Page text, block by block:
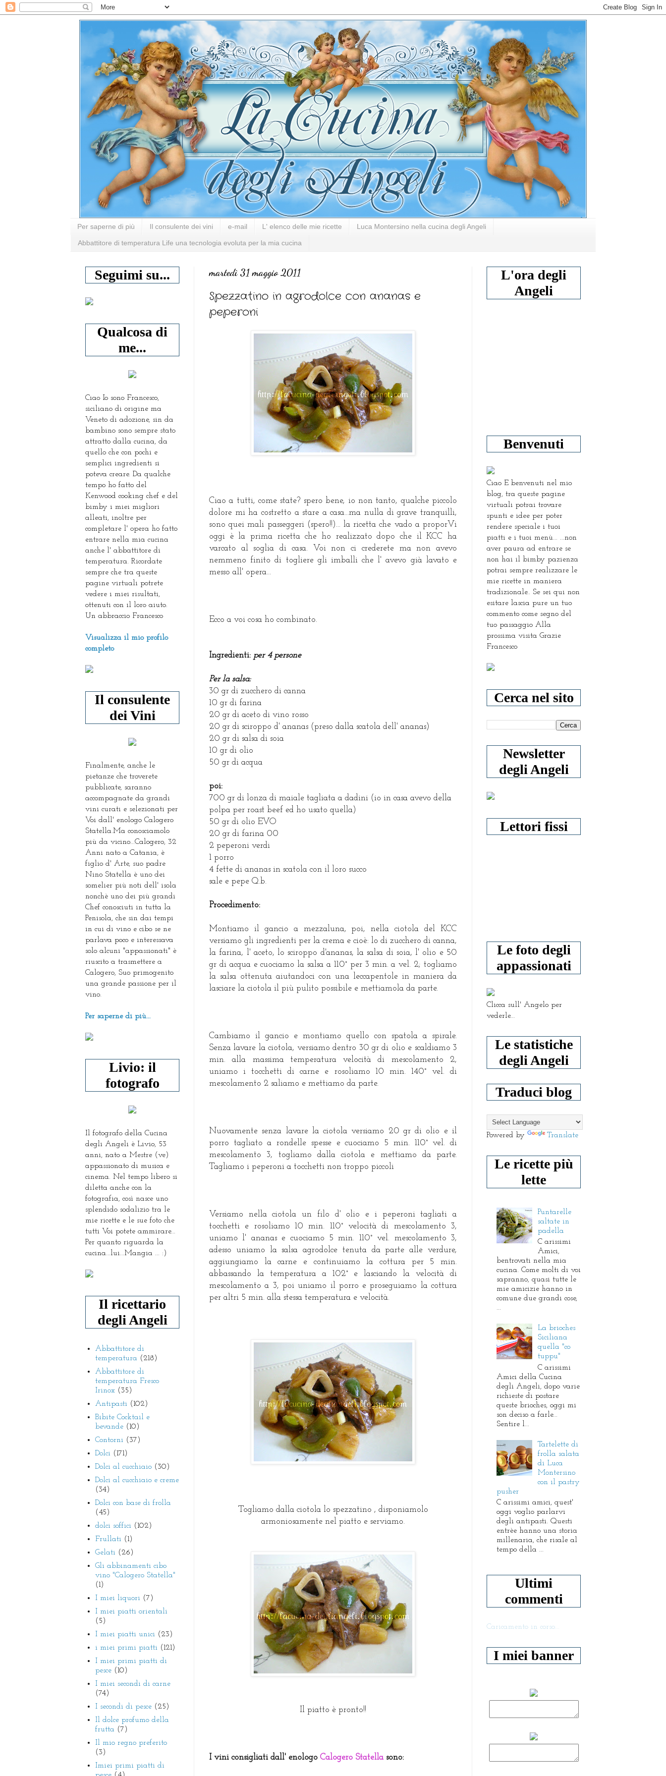
Per saperne di più Il consulente dei vini e-mail L' elenco delle mie ricette Luca Montersino nella cucina degli Angeli
Abbattitore di temperatura Life una tecnologia evoluta per la mia cucina
martedì 31 maggio 2011
Spezzatino in agrodolce con ananas e
peperoni
Ciao a tutti, come state? spero bene, io non tanto, qualche piccolo
dolore mi ha costretto a stare a casa...ma nulla di grave tranquilli,
sono quei mali passeggeri (spero!!)... la ricetta che vado a proporVi
oggi è la prima ricetta che ho realizzato dopo che il KCC ha
varcato al soglia di casa. Voi non ci crederete ma non avevo
nemmeno finito di togliere gli imballi che l' avevo già lavato e
messo all' opera...
Ecco a voi cosa ho combinato.
Ingredienti: per 4 persone
Per la salsa:
30 gr di zucchero di canna
10 gr di farina
20 gr di aceto di vino rosso
20 gr di sciroppo d' ananas (preso dalla scatola dell' ananas)
20 gr di salsa di soia
10 gr di olio
50 gr di acqua
poi:
700 gr di lonza di maiale tagliata a dadini (io in casa avevo della
polpa per roast beef ed ho usato quella)
50 gr di olio EVO
20 gr di farina 00
2 peperoni verdi
1 porro
4 fette di ananas in scatola con il loro succo
sale e pepe Q.b.
Procedimento:
Montiamo il gancio a mezzaluna, poi, nella ciotola del KCC
versiamo gli ingredienti per la crema e cioè: lo di zucchero di canna,
la farina, l' aceto, lo sciroppo d'ananas, la salsa di soia, l' olio e 50
gr di acqua e cuociamo la salsa a 110° per 3 min. a vel. 2; togliamo
la salsa ottenuta aiutandoci con una leccapentole in maniera da
lasciare la ciotola il più pulito possibile e mettiamola da parte.
Cambiamo il gancio e montiamo quello con spatola a spirale.
Senza lavare la ciotola, versiamo dentro 30 gr di olio e scaldiamo 3
min. alla massima temperatura velocità di mescolamento 2,
uniamo i tocchetti di carne e rosoliamo 10 min. 140° vel. di
mescolamento 2 saliamo e mettiamo da parte.
Nuovamente senza lavare la ciotola versiamo 20 gr di olio e il
porro tagliato a rondelle spesse e cuociamo 5 min. 110° vel. di
mescolamento 3, togliamo dalla ciotola e mettiamo da parte.
Tagliamo i peperoni a tocchetti non troppo piccoli
Versiamo nella ciotola un filo d' olio e i peperoni tagliati a
tocchetti e rosoliamo 10 min. 110° velocità di mescolamento 3,
uniamo l' ananas e cuociamo 5 min. 110° vel. mescolamento 3,
adesso uniamo la salsa agrodolce tenuta da parte alle verdure,
aggiungiamo la carne e continuiamo la cottura per 5 min.
abbassando la temperatura a 102° e lasciando la velocità di
mescolamento a 3, poi uniamo il porro e proseguiamo la cottura
per altri 5 min. alla stessa temperatura e velocità.
Togliamo dalla ciotola lo spezzatino , disponiamolo
armoniosamente nel piatto e serviamo.
Il piatto è pronto!!
I vini consigliati dall' enologo Calogero Statella sono:
Seguimi su...
Qualcosa di
me...
Ciao Io sono Francesco,
siciliano di origine ma
Veneto di adozione, sin da
bambino sono sempre stato
attratto dalla cucina, da
quello che con pochi e
semplici ingredienti si
poteva creare. Da qualche
tempo ho fatto del
Kenwood cooking chef e del
bimby i miei migliori
alleati, inoltre per
completare l' opera ho fatto
entrare nella mia cucina
anche l' abbattitore di
temperatura. Ricordate
sempre che tra queste
pagine virtuali potrete
vedere i miei risultati,
ottenuti con il loro aiuto.
Un abbraccio Francesco
Visualizza il mio profilo
completo
Il consulente
dei Vini
Finalmente, anche le
pietanze che troverete
pubblicate, saranno
accompagnate da grandi
vini curati e selezionati per
Voi dall' enologo Calogero
Statella.Ma conosciamolo
più da vicino...Calogero, 32
Anni nato a Catania, è
figlio d' Arte, suo padre
Nino Statella è uno dei
somelier più noti dell' isola
nonchè uno dei più grandi
Chef conosciuti in tutta la
Penisola, che sin dai tempi
in cui di vino e cibo se ne
parlava poco e interessava
solo alcuni "appassionati" è
riuscito a trasmettere a
Calogero, Suo primogenito
una grande passione per il
vino.
Per saperne di più...
Livio: il
fotografo
Il fotografo della Cucina
degli Angeli è Livio, 53
anni, nato a Mestre (ve)
appassionato di musica e
cinema. Nel tempo libero si
diletta anche con la
fotografia, così nasce uno
splendido sodalizio tra le
mie ricette e le sue foto che
tutti Voi potete ammirare...
Per quanto riguarda la
cucina...lui...Mangia ... :)
Il ricettario
degli Angeli
Abbattitore di
temperatura (218)
Abbattitore di
temperatura Fresco
Irinox (35)
Antipasti (102)
Bibite Cocktail e
bevande (10)
Contorni (37)
Dolci (171)
Dolci al cucchiaio (30)
Dolci al cucchiaio e creme
(34)
Dolci con base di frolla
(45)
dolci soffici (102)
Frullati (1)
Gelati (26)
Gli abbinamenti cibo
vino "Calogero Statella"
(1)
I miei liquori (7)
I miei piatti orientali
(5)
I miei piatti unici (23)
i miei primi piatti (121)
I miei primi piatti di
pesce (10)
I miei secondi di carne
(74)
I secondi di pesce (25)
Il dolce profumo della
frutta (7)
Il mio regno preferito
(3)
Imiei primi piatti di
L'ora degli
Angeli
Benvenuti
Ciao E benvenuti nel mio
blog, tra queste pagine
virtuali potrai trovare
spunti e idee per poter
rendere speciale i tuoi
piatti e i tuoi menù... ...non
aver paura ad entrare se
non hai il bimby pazienza
potrai sempre realizzare le
mie ricette in maniera
tradizionale.. Se sei qui non
esitare lascia pure un tuo
commento come segno del
tuo passaggio Alla
prossima visita Grazie
Francesco
Cerca nel sito
Newsletter
degli Angeli
Lettori fissi
Le foto degli
appassionati
Clicca sull' Angelo per
vederle...
Le statistiche
degli Angeli
Traduci blog
Powered by Translate
Le ricette più
lette
Puntarelle
saltate in
padella
C arissimi
Amici,
bentrovati nella mia
cucina. Come molti di voi
sapranno, quasi tutte le
mie amicizie hanno in
comune due grandi cose,
...
La brioches
Siciliana
quella "co
tuppu"
C arissimi
Amici della Cucina
degli Angeli, dopo varie
richieste di postare
queste brioches, oggi mi
son deciso a farle...
Sentire l...
Tartelette di
frolla salata
di Luca
Montersino
con il pastry
pusher
C arissimi amici, quest'
oggi voglio parlarvi
degli antipasti. Questi
entrèe hanno una storia
millenaria, che risale al
tempo della ...
Ultimi
commenti
Caricamento in corso...
I miei banner